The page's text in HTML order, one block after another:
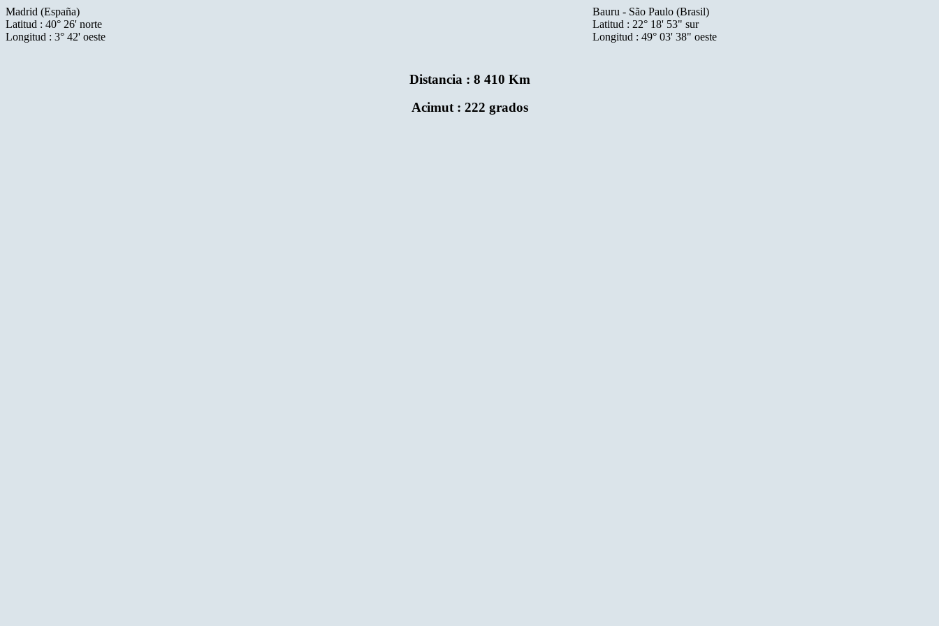
Madrid (España)
Latitud : 40° 26' norte
Longitud : 3° 42' oeste
Bauru - São Paulo (Brasil)
Latitud : 22° 18' 53" sur
Longitud : 49° 03' 38" oeste
Distancia : 8 410 Km
Acimut : 222 grados